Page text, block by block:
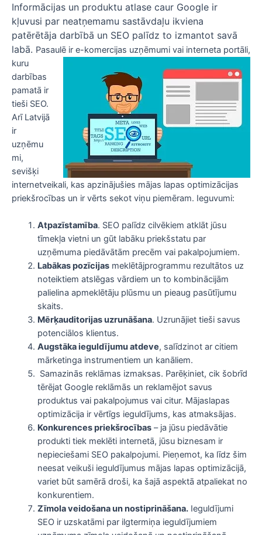
Informācijas un produktu atlase caur Google ir
kļuvusi par neatņemamu sastāvdaļu ikviena
patērētāja darbībā un SEO palīdz to izmantot savā
labā. Pasaulē ir e-komercijas uzņēmumi vai interneta portāli,
kuru
darbības
pamatā ir
tieši SEO.
Arī Latvijā
ir
uzņēmu
mi,
sevišķi
internetveikali, kas apzinājušies mājas lapas optimizācijas
priekšrocības un ir vērts sekot viņu piemēram. Ieguvumi:
Atpazīstamība. SEO palīdz cilvēkiem atklāt jūsu
tīmekļa vietni un gūt labāku priekšstatu par
uzņēmuma piedāvātām precēm vai pakalpojumiem.
Labākas pozīcijasmeklētājprogrammu rezultātos uz
noteiktiem atslēgas vārdiem un to kombinācijām
palielina apmeklētāju plūsmu un pieaug pasūtījumu
skaits.
Mērķauditorijas uzrunāšana. Uzrunājiet tieši savus
potenciālos klientus.
Augstāka ieguldījumu atdeve, salīdzinot ar citiem
mārketinga instrumentiem un kanāliem.
Samazinās reklāmas izmaksas. Parēķiniet, cik šobrīd
tērējat Google reklāmās un reklamējot savus
produktus vai pakalpojumus vai citur. Mājaslapas
optimizācija ir vērtīgs ieguldījums, kas atmaksājas.
Konkurences priekšrocības– ja jūsu piedāvātie
produkti tiek meklēti internetā, jūsu biznesam ir
nepieciešami SEO pakalpojumi. Pieņemot, ka līdz šim
neesat veikuši ieguldījumus mājas lapas optimizācijā,
variet būt samērā droši, ka šajā aspektā atpaliekat no
konkurentiem.
Zīmola veidošana un nostiprināšana.Ieguldījumi
SEO ir uzskatāmi par ilgtermiņa ieguldījumiem